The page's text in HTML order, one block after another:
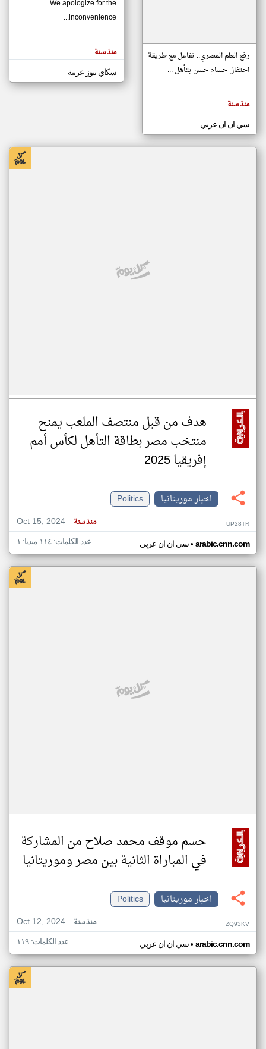
مصادر الأخبار من موريتانيا
اخبار موريتانيا على مدار الساعة
أهم اخبار موريتانيا العاجلة والمباشرة
المقالات
الموجوده
هنا عن
رفع العلم المصري.. تفاعل مع طريقة
احتفال حسام حسن بتأهل ...
منذ سنة
سي ان ان عربي
We apologize for the
inconvenience...
منذ سنة
سكاي نيوز عربية
هدف من قبل منتصف الملعب يمنح
منتخب مصر بطاقة التأهل لكأس أمم
إفريقيا 2025
اخبار موريتانيا
Politics
Oct 15, 2024
منذ سنة UP28TR
سي ان ان عربي• arabic.cnn.com عدد الكلمات: ١١٤ ميديا: ١
حسم موقف محمد صلاح من المشاركة
في المباراة الثانية بين مصر وموريتانيا
اخبار موريتانيا
Politics
Oct 12, 2024
منذ سنة ZQ93KV
سي ان ان عربي• arabic.cnn.com عدد الكلمات: ١١٩
klyoum.com